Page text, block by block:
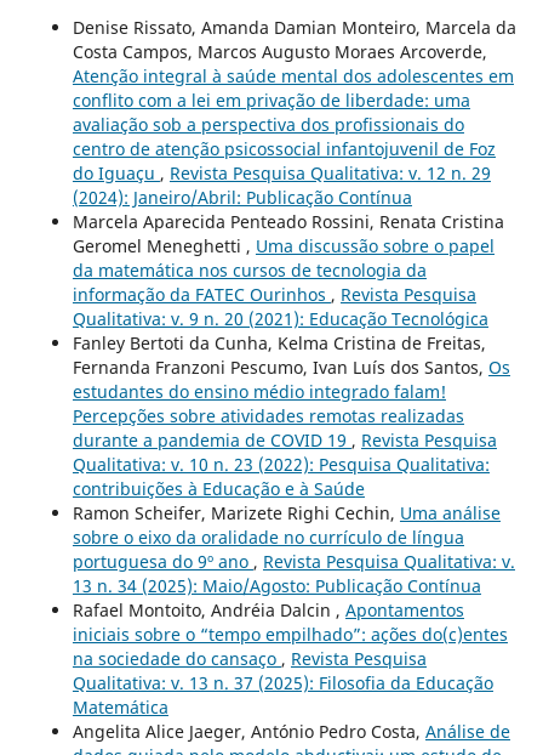
Denise Rissato, Amanda Damian Monteiro, Marcela da
Costa Campos, Marcos Augusto Moraes Arcoverde,
Atenção integral à saúde mental dos adolescentes em
conflito com a lei em privação de liberdade: uma
avaliação sob a perspectiva dos profissionais do
centro de atenção psicossocial infantojuvenil de Foz
do Iguaçu , Revista Pesquisa Qualitativa: v. 12 n. 29
(2024): Janeiro/Abril: Publicação Contínua
Marcela Aparecida Penteado Rossini, Renata Cristina
Geromel Meneghetti , Uma discussão sobre o papel
da matemática nos cursos de tecnologia da
informação da FATEC Ourinhos , Revista Pesquisa
Qualitativa: v. 9 n. 20 (2021): Educação Tecnológica
Fanley Bertoti da Cunha, Kelma Cristina de Freitas,
Fernanda Franzoni Pescumo, Ivan Luís dos Santos, Os
estudantes do ensino médio integrado falam!
Percepções sobre atividades remotas realizadas
durante a pandemia de COVID 19 , Revista Pesquisa
Qualitativa: v. 10 n. 23 (2022): Pesquisa Qualitativa:
contribuições à Educação e à Saúde
Ramon Scheifer, Marizete Righi Cechin, Uma análise
sobre o eixo da oralidade no currículo de língua
portuguesa do 9º ano , Revista Pesquisa Qualitativa: v.
13 n. 34 (2025): Maio/Agosto: Publicação Contínua
Rafael Montoito, Andréia Dalcin , Apontamentos
iniciais sobre o “tempo empilhado”: ações do(c)entes
na sociedade do cansaço , Revista Pesquisa
Qualitativa: v. 13 n. 37 (2025): Filosofia da Educação
Matemática
Angelita Alice Jaeger, António Pedro Costa, Análise de